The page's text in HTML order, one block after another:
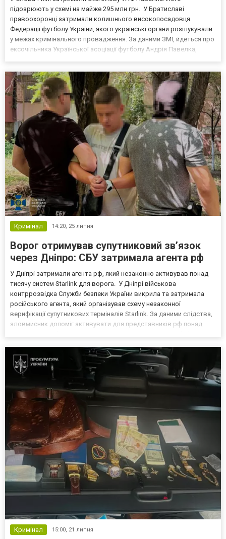
підозрюють у схемі на майже 295 млн грн. У Братиславі
правоохоронці затримали колишнього високопосадовця
Федерації футболу України, якого українські органи розшукували
у межах кримінального провадження. За даними ЗМІ, йдеться про
ексочільника Української асоціації футболу Андрія Павелка,
24 л...
Кримінал 14:20, 25 липня
Ворог отримував супутниковий зв’язок
через Дніпро: СБУ затримала агента рф
У Дніпрі затримали агента рф, який незаконно активував понад
тисячу систем Starlink для ворога. У Дніпрі військова
контррозвідка Служби безпеки України викрила та затримала
російського агента, який організував схему незаконної
верифікації супутникових терміналів Starlink. За даними слідства,
зловмисник допоміг активувати для представників рф понад
Кримінал 15:00, 21 липня